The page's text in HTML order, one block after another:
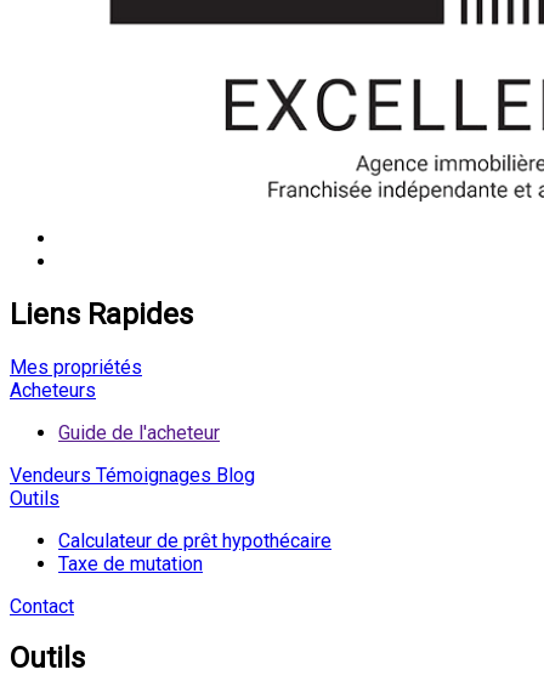
Liens Rapides
Mes propriétés
Acheteurs
Guide de l'acheteur
Vendeurs Témoignages Blog
Outils
Calculateur de prêt hypothécaire
Taxe de mutation
Contact
Outils